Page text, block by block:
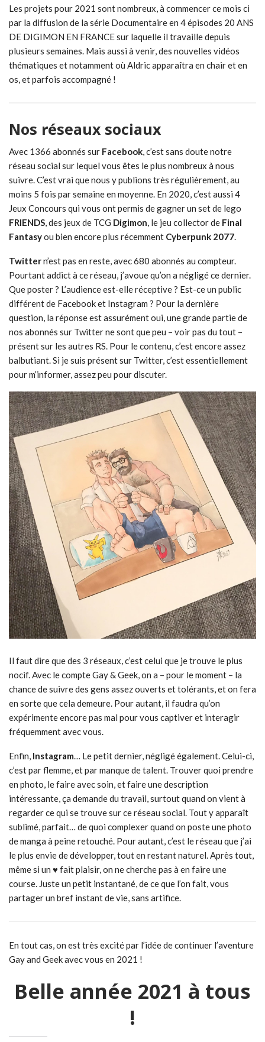
Les projets pour 2021 sont nombreux, à commencer ce mois ci
par la diffusion de la série Documentaire en 4 épisodes 20 ANS
DE DIGIMON EN FRANCE sur laquelle il travaille depuis
plusieurs semaines. Mais aussi à venir, des nouvelles vidéos
thématiques et notamment où Aldric apparaîtra en chair et en
os, et parfois accompagné !
Nos réseaux sociaux
Avec 1366 abonnés sur Facebook, c’est sans doute notre
réseau social sur lequel vous êtes le plus nombreux à nous
suivre. C’est vrai que nous y publions très régulièrement, au
moins 5 fois par semaine en moyenne. En 2020, c’est aussi 4
Jeux Concours qui vous ont permis de gagner un set de lego
FRIENDS, des jeux de TCG Digimon, le jeu collector de Final
Fantasyou bien encore plus récemment Cyberpunk 2077.
Twittern’est pas en reste, avec 680 abonnés au compteur.
Pourtant addict à ce réseau, j’avoue qu’on a négligé ce dernier.
Que poster ? L’audience est-elle réceptive ? Est-ce un public
différent de Facebook et Instagram ? Pour la dernière
question, la réponse est assurément oui, une grande partie de
nos abonnés sur Twitter ne sont que peu – voir pas du tout –
présent sur les autres RS. Pour le contenu, c’est encore assez
balbutiant. Si je suis présent sur Twitter, c’est essentiellement
pour m’informer, assez peu pour discuter.
Il faut dire que des 3 réseaux, c’est celui que je trouve le plus
nocif. Avec le compte Gay & Geek, on a – pour le moment – la
chance de suivre des gens assez ouverts et tolérants, et on fera
en sorte que cela demeure. Pour autant, il faudra qu’on
expérimente encore pas mal pour vous captiver et interagir
fréquemment avec vous.
Enfin, Instagram… Le petit dernier, négligé également. Celui-ci,
c’est par flemme, et par manque de talent. Trouver quoi prendre
en photo, le faire avec soin, et faire une description
intéressante, ça demande du travail, surtout quand on vient à
regarder ce qui se trouve sur ce réseau social. Tout y apparaît
sublimé, parfait… de quoi complexer quand on poste une photo
de manga à peine retouché. Pour autant, c’est le réseau que j’ai
le plus envie de développer, tout en restant naturel. Après tout,
même si un ♥ fait plaisir, on ne cherche pas à en faire une
course. Juste un petit instantané, de ce que l’on fait, vous
partager un bref instant de vie, sans artifice.
En tout cas, on est très excité par l’idée de continuer l’aventure
Gay and Geek avec vous en 2021 !
Belle année 2021 à tous
!